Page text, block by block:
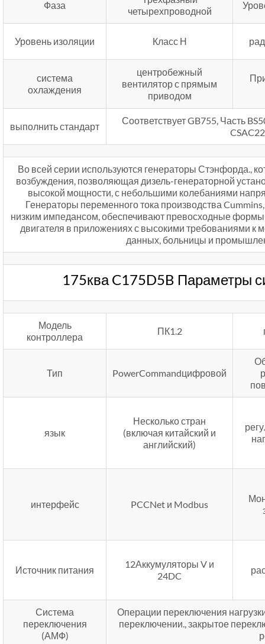
Фаза
четырехпроводной
Уровень изоляции Класс Н
система
охлаждения
центробежный
вентилятор с прямым
приводом
выполнить стандарт
Соответствует GB755, Часть
Во всей серии используются генераторы Стэнфорда.,
возбуждения, позволяющая дизель-генераторной
высокой мощности, с небольшими колебаниями
Генераторы переменного тока производства
низким импедансом, обеспечивают превосходные
двигателя в приложениях с высокими требованиями к
данных, больницы и
175ква C175D5B Параметры
Модель
контроллера
ПК1.2
Тип PowerCommandцифровой
язык
Несколько стран
(включая китайский и
английский)
интерфейс PCCNet и Modbus
Источник питания
12Аккумуляторы V и
24DC
Система
переключения
(АМФ)
Операции переключения
переключении., закрытое